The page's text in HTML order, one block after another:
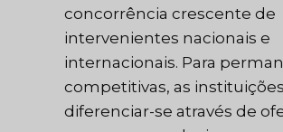
concorrência crescente de
intervenientes nacionais e
internacionais. Para
competitivas, as
diferenciar-se através de